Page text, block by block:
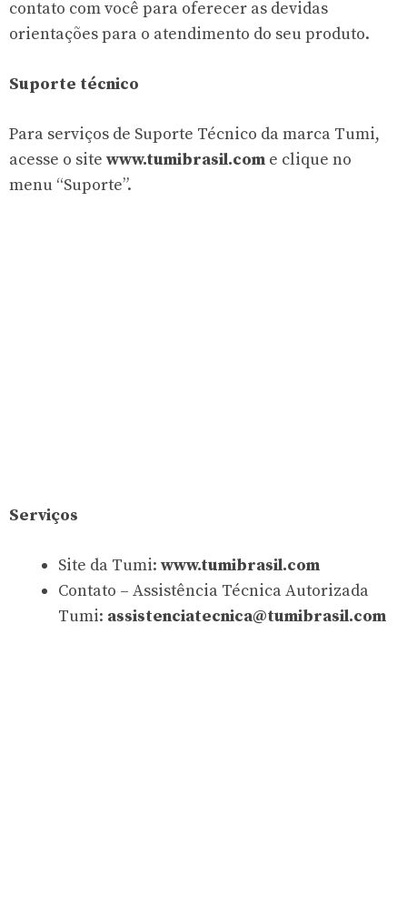
contato com você para oferecer as devidas
orientações para o atendimento do seu produto.
Suporte técnico
Para serviços de Suporte Técnico da marca Tumi,
acesse o site www.tumibrasil.com e clique no
menu “Suporte”.
Serviços
Site da Tumi: www.tumibrasil.com
Contato – Assistência Técnica Autorizada
Tumi: assistenciatecnica@tumibrasil.com